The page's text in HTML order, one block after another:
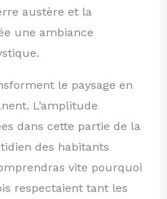
austère et la
une ambiance
le paysage en
L’amplitude
dans cette partie de la
des habitants
vite pourquoi
respectaient tant les